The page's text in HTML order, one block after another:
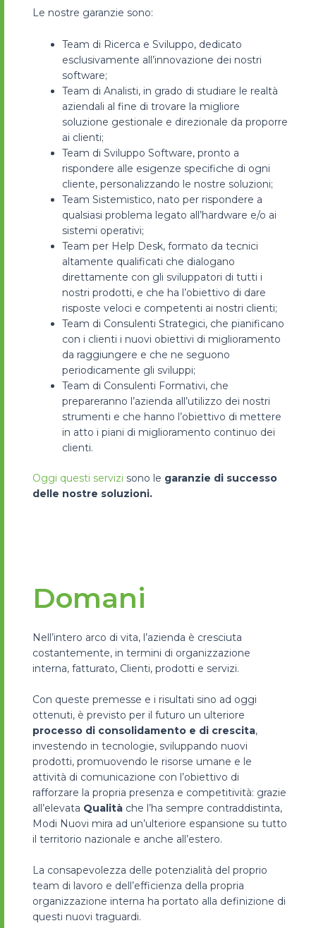
Le nostre garanzie sono:
Team di Ricerca e Sviluppo, dedicato
esclusivamente all’innovazione dei nostri
software;
Team di Analisti, in grado di studiare le realtà
aziendali al fine di trovare la migliore
soluzione gestionale e direzionale da proporre
ai clienti;
Team di Sviluppo Software, pronto a
rispondere alle esigenze specifiche di ogni
cliente, personalizzando le nostre soluzioni;
Team Sistemistico, nato per rispondere a
qualsiasi problema legato all’hardware e/o ai
sistemi operativi;
Team per Help Desk, formato da tecnici
altamente qualificati che dialogano
direttamente con gli sviluppatori di tutti i
nostri prodotti, e che ha l’obiettivo di dare
risposte veloci e competenti ai nostri clienti;
Team di Consulenti Strategici, che pianificano
con i clienti i nuovi obiettivi di miglioramento
da raggiungere e che ne seguono
periodicamente gli sviluppi;
Team di Consulenti Formativi, che
prepareranno l’azienda all’utilizzo dei nostri
strumenti e che hanno l’obiettivo di mettere
in atto i piani di miglioramento continuo dei
clienti.
Oggi questi servizi sono le garanzie di successo
delle nostre soluzioni.
Domani
Nell’intero arco di vita, l’azienda è cresciuta
costantemente, in termini di organizzazione
interna, fatturato, Clienti, prodotti e servizi.
Con queste premesse e i risultati sino ad oggi
ottenuti, è previsto per il futuro un ulteriore
processo di consolidamento e di crescita,
investendo in tecnologie, sviluppando nuovi
prodotti, promuovendo le risorse umane e le
attività di comunicazione con l’obiettivo di
rafforzare la propria presenza e competitività: grazie
all’elevata Qualità che l’ha sempre contraddistinta,
Modi Nuovi mira ad un’ulteriore espansione su tutto
il territorio nazionale e anche all’estero.
La consapevolezza delle potenzialità del proprio
team di lavoro e dell’efficienza della propria
organizzazione interna ha portato alla definizione di
questi nuovi traguardi.